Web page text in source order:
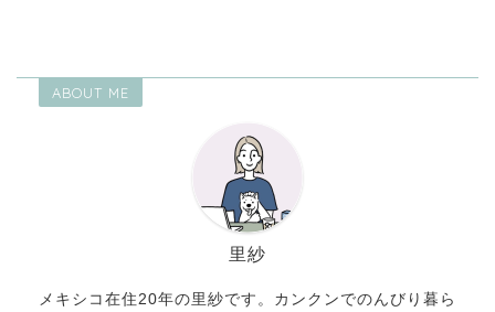
ABOUT ME
里紗
メキシコ在住20年の里紗です。カンクンでのんびり暮ら